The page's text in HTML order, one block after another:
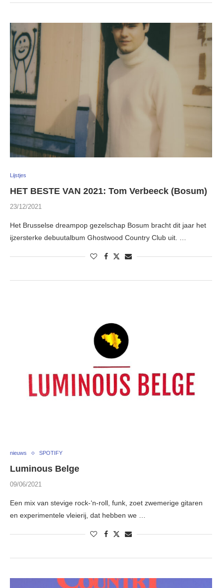
Lijstjes
HET BESTE VAN 2021: Tom Verbeeck (Bosum)
23/12/2021
Het Brusselse dreampop gezelschap Bosum bracht dit jaar het
ijzersterke debuutalbum Ghostwood Country Club uit. …
nieuws SPOTIFY
Luminous Belge
09/06/2021
Een mix van stevige rock-‘n-roll, funk, zoet zwemerige gitaren
en experimentele vleierij, dat hebben we …